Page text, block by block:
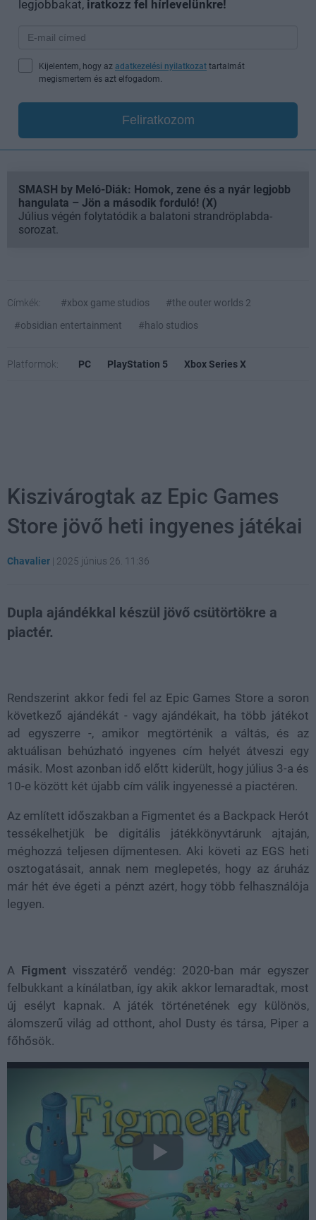
legjobbakat, iratkozz fel hírlevelünkre!
Kijelentem, hogy az adatkezelési nyilatkozat tartalmát
megismertem és azt elfogadom.
Feliratkozom
SMASH by Meló-Diák: Homok, zene és a nyár legjobb
hangulata – Jön a második forduló! (X)
Július végén folytatódik a balatoni strandröplabda-
sorozat.
Címkék: #xbox game studios
#the outer worlds 2
#obsidian entertainment
#halo studios
Platformok: PC PlayStation 5 Xbox Series X
Kiszivárogtak az Epic Games
Store jövő heti ingyenes játékai
Chavalier | 2025 június 26. 11:36
Dupla ajándékkal készül jövő csütörtökre a
piactér.
Rendszerint akkor fedi fel az Epic Games Store a soron
következő ajándékát - vagy ajándékait, ha több játékot
ad egyszerre -, amikor megtörténik a váltás, és az
aktuálisan behúzható ingyenes cím helyét átveszi egy
másik. Most azonban idő előtt kiderült, hogy július 3-a és
10-e között két újabb cím válik ingyenessé a piactéren.
Az említett időszakban a Figmentet és a Backpack Herót
tessékelhetjük be digitális játékkönyvtárunk ajtaján,
méghozzá teljesen díjmentesen. Aki követi az EGS heti
osztogatásait, annak nem meglepetés, hogy az áruház
már hét éve égeti a pénzt azért, hogy több felhasználója
legyen.
A Figment visszatérő vendég: 2020-ban már egyszer
felbukkant a kínálatban, így akik akkor lemaradtak, most
új esélyt kapnak. A játék történetének egy különös,
álomszerű világ ad otthont, ahol Dusty és társa, Piper a
főhősök.